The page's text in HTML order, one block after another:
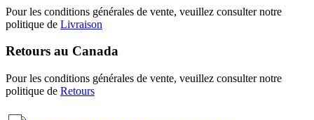
Pour les conditions générales de vente, veuillez consulter notre
politique de Livraison
Retours au Canada
Pour les conditions générales de vente, veuillez consulter notre
politique de Retours